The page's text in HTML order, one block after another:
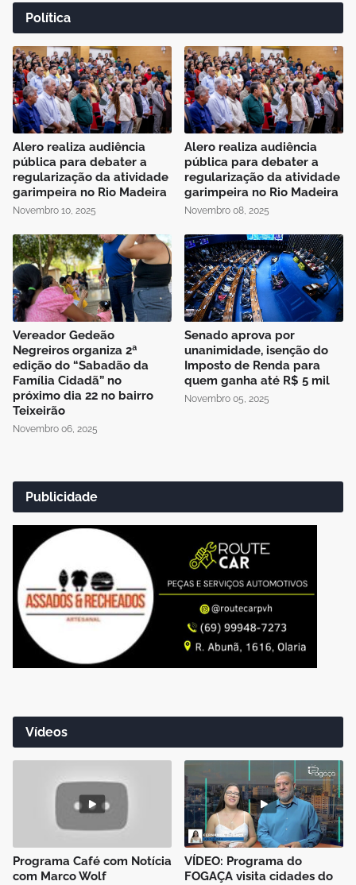
Política
Alero realiza audiência
pública para debater a
regularização da atividade
garimpeira no Rio Madeira
Novembro 10, 2025
Alero realiza audiência
pública para debater a
regularização da atividade
garimpeira no Rio Madeira
Novembro 08, 2025
Vereador Gedeão
Negreiros organiza 2ª
edição do “Sabadão da
Família Cidadã” no
próximo dia 22 no bairro
Teixeirão
Novembro 06, 2025
Senado aprova por
unanimidade, isenção do
Imposto de Renda para
quem ganha até R$ 5 mil
Novembro 05, 2025
Publicidade
Vídeos
Programa Café com Notícia
com Marco Wolf
VÍDEO: Programa do
FOGAÇA visita cidades do